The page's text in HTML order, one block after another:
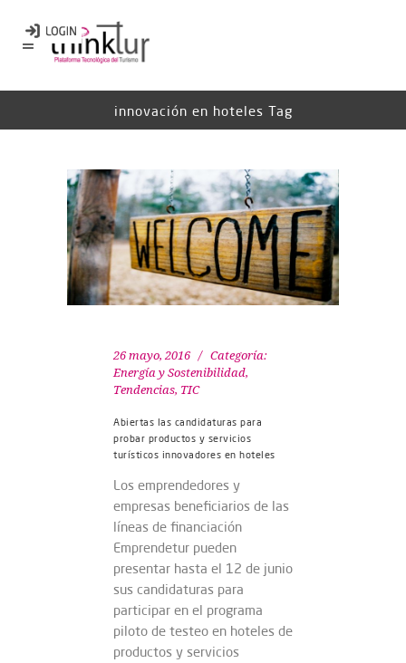
innovación en hoteles Tag
26 mayo, 2016
Categoría:
Energía y Sostenibilidad,
Tendencias, TIC
Abiertas las candidaturas para
probar productos y servicios
turísticos innovadores en hoteles
Los emprendedores y
empresas beneficiarios de las
líneas de financiación
Emprendetur pueden
presentar hasta el 12 de junio
sus candidaturas para
participar en el programa
piloto de testeo en hoteles de
productos y servicios